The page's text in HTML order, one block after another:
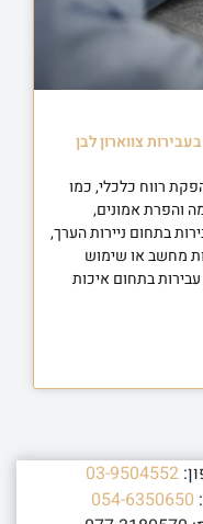
צווארון לבן
רווח כלכלי, כמו
והפרת אמונים,
בתחום ניירות הערך,
מחשב או שימוש
בתחום איכות
03-9504552
054-6350650